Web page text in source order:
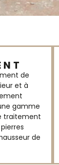
de
et à
gamme
traitement
de